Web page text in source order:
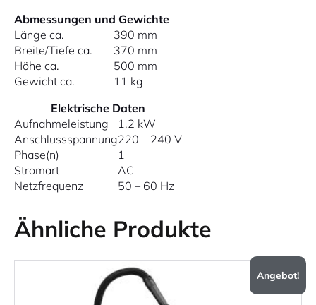
Abmessungen und Gewichte
Länge ca.
390 mm
Breite/Tiefe ca.
370 mm
Höhe ca.
500 mm
Gewicht ca.
11 kg
Elektrische Daten
Aufnahmeleistung
1,2 kW
Anschlussspannung220 – 240 V
Phase(n)
1
Stromart
AC
Netzfrequenz
50 – 60 Hz
Ähnliche Produkte
Angebot!